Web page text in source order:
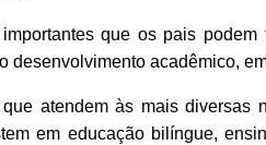
que os pais
desenvolvimento acadêmico,
atendem às mais diversas
em educação bilíngue,